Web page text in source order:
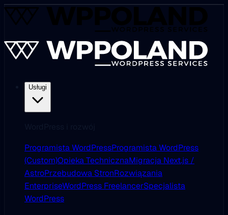
Usługi
Programista WordPressProgramista WordPress
(Custom)Opieka TechnicznaMigracja Next.js /
AstroPrzebudowa StronRozwiązania
EnterpriseWordPress FreelancerSpecjalista
WordPress